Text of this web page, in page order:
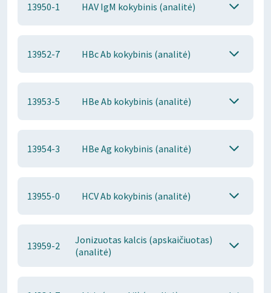
13950-1 HAV IgM kokybinis (analitė)
13952-7 HBc Ab kokybinis (analitė)
13953-5 HBe Ab kokybinis (analitė)
13954-3 HBe Ag kokybinis (analitė)
13955-0 HCV Ab kokybinis (analitė)
13959-2
Jonizuotas kalcis (apskaičiuotas)
(analitė)